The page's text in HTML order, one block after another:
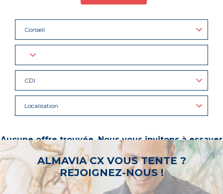
Conseil
CDI
Localisation
Aucune offre trouvée. Nous vous invitons à essayer
d’autres mots-clés ou à sélectionner un « métier ».
ALMAVIA CX VOUS TENTE ?
REJOIGNEZ-NOUS !